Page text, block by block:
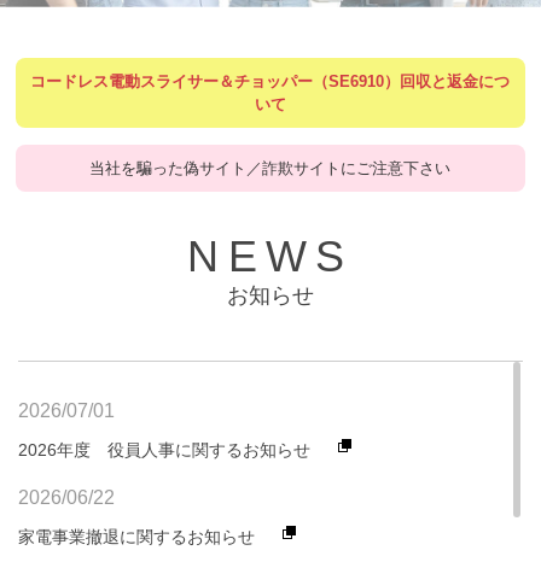
コードレス電動スライサー＆チョッパー（SE6910）回収と返金につ
いて
当社を騙った偽サイト／詐欺サイトにご注意下さい
NEWS
お知らせ
2026/07/01
2026年度 役員人事に関するお知らせ
2026/06/22
家電事業撤退に関するお知らせ